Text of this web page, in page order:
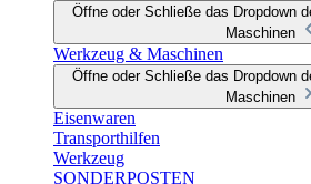
Öffne oder Schließe das Dropdown
Maschinen
Werkzeug & Maschinen
Öffne oder Schließe das Dropdown
Maschinen
Eisenwaren
Transporthilfen
Werkzeug
SONDERPOSTEN